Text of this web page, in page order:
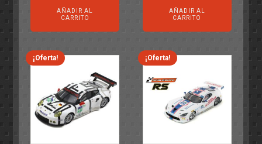
original
era:
82,40€.
es:
59,95€.
AÑADIR AL
CARRITO
original
era:
82,40€.
es:
59,95€.
AÑADIR AL
CARRITO
¡Oferta! ¡Oferta!